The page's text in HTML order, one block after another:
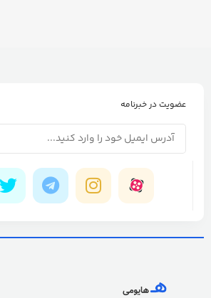
عضویت در خبرنامه